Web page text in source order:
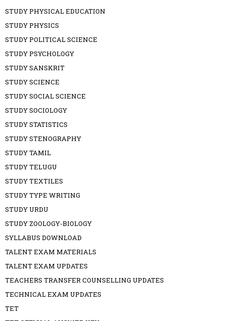
STUDY PHYSICAL EDUCATION
STUDY PHYSICS
STUDY POLITICAL SCIENCE
STUDY PSYCHOLOGY
STUDY SANSKRIT
STUDY SCIENCE
STUDY SOCIAL SCIENCE
STUDY SOCIOLOGY
STUDY STATISTICS
STUDY STENOGRAPHY
STUDY TAMIL
STUDY TELUGU
STUDY TEXTILES
STUDY TYPE WRITING
STUDY URDU
STUDY ZOOLOGY-BIOLOGY
SYLLABUS DOWNLOAD
TALENT EXAM MATERIALS
TALENT EXAM UPDATES
TEACHERS TRANSFER COUNSELLING UPDATES
TECHNICAL EXAM UPDATES
TET